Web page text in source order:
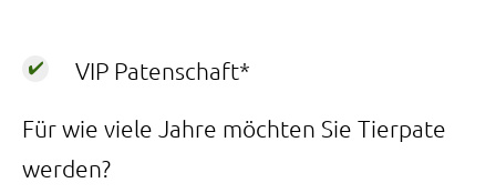
VIP Patenschaft*
Für wie viele Jahre möchten Sie Tierpate
werden?